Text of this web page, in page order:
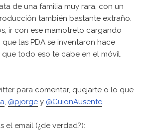
de una familia muy rara, con un
también bastante extraño.
ir con ese mamotreto cargando
las PDA se inventaron hace
que todo eso te cabe en el móvil.
para comentar, quejarte o lo que
, @pjorge y @GuionAusente.
el email (¿de verdad?):